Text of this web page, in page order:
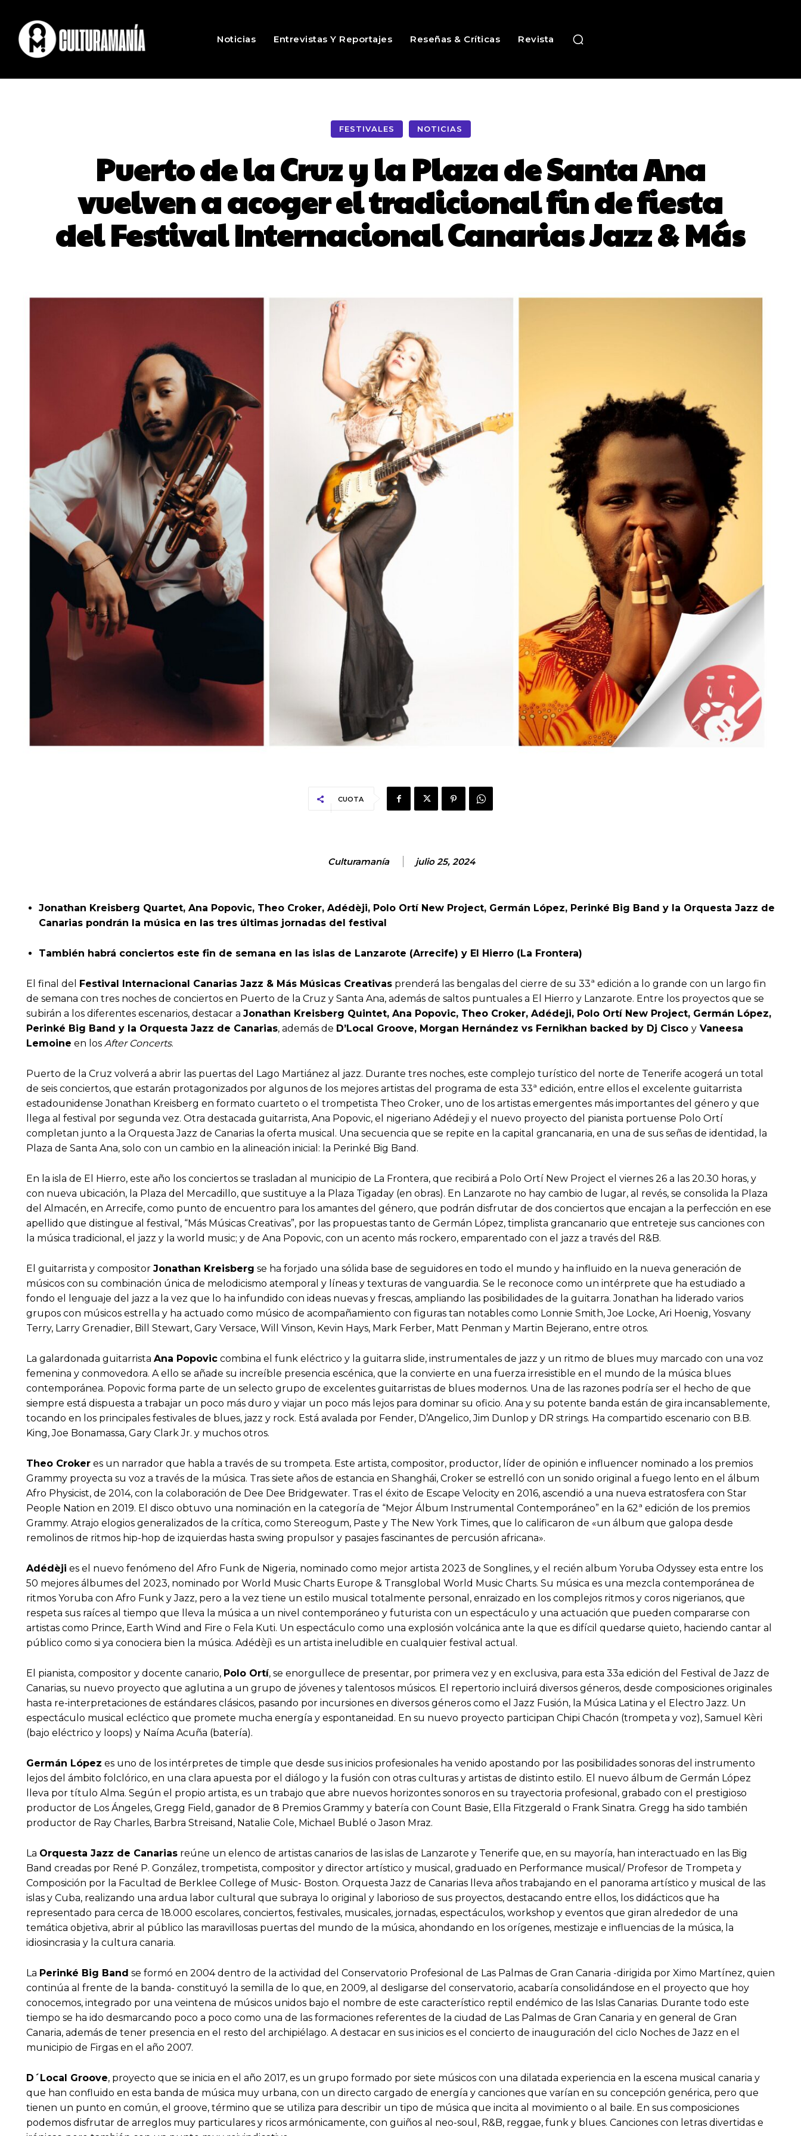
Noticias Entrevistas Y Reportajes Reseñas & Críticas Revista
FESTIVALES NOTICIAS
Puerto de la Cruz y la Plaza de Santa Ana
vuelven a acoger el tradicional fin de fiesta
del Festival Internacional Canarias Jazz & Más
CUOTA
Culturamanía julio 25, 2024
Jonathan Kreisberg Quartet, Ana Popovic, Theo Croker, Adédèji, Polo Ortí New Project, Germán López, Perinké Big Band y la Orquesta Jazz de
Canarias pondrán la música en las tres últimas jornadas del festival
También habrá conciertos este fin de semana en las islas de Lanzarote (Arrecife) y El Hierro (La Frontera)
El final del Festival Internacional Canarias Jazz & Más Músicas Creativas prenderá las bengalas del cierre de su 33ª edición a lo grande con un largo fin
de semana con tres noches de conciertos en Puerto de la Cruz y Santa Ana, además de saltos puntuales a El Hierro y Lanzarote. Entre los proyectos que se
subirán a los diferentes escenarios, destacar a Jonathan Kreisberg Quintet, Ana Popovic, Theo Croker, Adédeji, Polo Ortí New Project, Germán López,
Perinké Big Band y la Orquesta Jazz de Canarias, además de D’Local Groove, Morgan Hernández vs Fernikhan backed by Dj Cisco y Vaneesa
Lemoine en los After Concerts.
Puerto de la Cruz volverá a abrir las puertas del Lago Martiánez al jazz. Durante tres noches, este complejo turístico del norte de Tenerife acogerá un total
de seis conciertos, que estarán protagonizados por algunos de los mejores artistas del programa de esta 33ª edición, entre ellos el excelente guitarrista
estadounidense Jonathan Kreisberg en formato cuarteto o el trompetista Theo Croker, uno de los artistas emergentes más importantes del género y que
llega al festival por segunda vez. Otra destacada guitarrista, Ana Popovic, el nigeriano Adédeji y el nuevo proyecto del pianista portuense Polo Ortí
completan junto a la Orquesta Jazz de Canarias la oferta musical. Una secuencia que se repite en la capital grancanaria, en una de sus señas de identidad, la
Plaza de Santa Ana, solo con un cambio en la alineación inicial: la Perinké Big Band.
En la isla de El Hierro, este año los conciertos se trasladan al municipio de La Frontera, que recibirá a Polo Ortí New Project el viernes 26 a las 20.30 horas, y
con nueva ubicación, la Plaza del Mercadillo, que sustituye a la Plaza Tigaday (en obras). En Lanzarote no hay cambio de lugar, al revés, se consolida la Plaza
del Almacén, en Arrecife, como punto de encuentro para los amantes del género, que podrán disfrutar de dos conciertos que encajan a la perfección en ese
apellido que distingue al festival, “Más Músicas Creativas”, por las propuestas tanto de Germán López, timplista grancanario que entreteje sus canciones con
la música tradicional, el jazz y la world music; y de Ana Popovic, con un acento más rockero, emparentado con el jazz a través del R&B.
El guitarrista y compositor Jonathan Kreisberg se ha forjado una sólida base de seguidores en todo el mundo y ha influido en la nueva generación de
músicos con su combinación única de melodicismo atemporal y líneas y texturas de vanguardia. Se le reconoce como un intérprete que ha estudiado a
fondo el lenguaje del jazz a la vez que lo ha infundido con ideas nuevas y frescas, ampliando las posibilidades de la guitarra. Jonathan ha liderado varios
grupos con músicos estrella y ha actuado como músico de acompañamiento con figuras tan notables como Lonnie Smith, Joe Locke, Ari Hoenig, Yosvany
Terry, Larry Grenadier, Bill Stewart, Gary Versace, Will Vinson, Kevin Hays, Mark Ferber, Matt Penman y Martin Bejerano, entre otros.
La galardonada guitarrista Ana Popovic combina el funk eléctrico y la guitarra slide, instrumentales de jazz y un ritmo de blues muy marcado con una voz
femenina y conmovedora. A ello se añade su increíble presencia escénica, que la convierte en una fuerza irresistible en el mundo de la música blues
contemporánea. Popovic forma parte de un selecto grupo de excelentes guitarristas de blues modernos. Una de las razones podría ser el hecho de que
siempre está dispuesta a trabajar un poco más duro y viajar un poco más lejos para dominar su oficio. Ana y su potente banda están de gira incansablemente,
tocando en los principales festivales de blues, jazz y rock. Está avalada por Fender, D’Angelico, Jim Dunlop y DR strings. Ha compartido escenario con B.B.
King, Joe Bonamassa, Gary Clark Jr. y muchos otros.
Theo Croker es un narrador que habla a través de su trompeta. Este artista, compositor, productor, líder de opinión e influencer nominado a los premios
Grammy proyecta su voz a través de la música. Tras siete años de estancia en Shanghái, Croker se estrelló con un sonido original a fuego lento en el álbum
Afro Physicist, de 2014, con la colaboración de Dee Dee Bridgewater. Tras el éxito de Escape Velocity en 2016, ascendió a una nueva estratosfera con Star
People Nation en 2019. El disco obtuvo una nominación en la categoría de “Mejor Álbum Instrumental Contemporáneo” en la 62ª edición de los premios
Grammy. Atrajo elogios generalizados de la crítica, como Stereogum, Paste y The New York Times, que lo calificaron de «un álbum que galopa desde
remolinos de ritmos hip-hop de izquierdas hasta swing propulsor y pasajes fascinantes de percusión africana».
Adédèji es el nuevo fenómeno del Afro Funk de Nigeria, nominado como mejor artista 2023 de Songlines, y el recién album Yoruba Odyssey esta entre los
50 mejores álbumes del 2023, nominado por World Music Charts Europe & Transglobal World Music Charts. Su música es una mezcla contemporánea de
ritmos Yoruba con Afro Funk y Jazz, pero a la vez tiene un estilo musical totalmente personal, enraizado en los complejos ritmos y coros nigerianos, que
respeta sus raíces al tiempo que lleva la música a un nivel contemporáneo y futurista con un espectáculo y una actuación que pueden compararse con
artistas como Prince, Earth Wind and Fire o Fela Kuti. Un espectáculo como una explosión volcánica ante la que es difícil quedarse quieto, haciendo cantar al
público como si ya conociera bien la música. Adédèjì es un artista ineludible en cualquier festival actual.
El pianista, compositor y docente canario, Polo Ortí, se enorgullece de presentar, por primera vez y en exclusiva, para esta 33a edición del Festival de Jazz de
Canarias, su nuevo proyecto que aglutina a un grupo de jóvenes y talentosos músicos. El repertorio incluirá diversos géneros, desde composiciones originales
hasta re-interpretaciones de estándares clásicos, pasando por incursiones en diversos géneros como el Jazz Fusión, la Música Latina y el Electro Jazz. Un
espectáculo musical ecléctico que promete mucha energía y espontaneidad. En su nuevo proyecto participan Chipi Chacón (trompeta y voz), Samuel Kèri
(bajo eléctrico y loops) y Naíma Acuña (batería).
Germán López es uno de los intérpretes de timple que desde sus inicios profesionales ha venido apostando por las posibilidades sonoras del instrumento
lejos del ámbito folclórico, en una clara apuesta por el diálogo y la fusión con otras culturas y artistas de distinto estilo. El nuevo álbum de Germán López
lleva por título Alma. Según el propio artista, es un trabajo que abre nuevos horizontes sonoros en su trayectoria profesional, grabado con el prestigioso
productor de Los Ángeles, Gregg Field, ganador de 8 Premios Grammy y batería con Count Basie, Ella Fitzgerald o Frank Sinatra. Gregg ha sido también
productor de Ray Charles, Barbra Streisand, Natalie Cole, Michael Bublé o Jason Mraz.
La Orquesta Jazz de Canarias reúne un elenco de artistas canarios de las islas de Lanzarote y Tenerife que, en su mayoría, han interactuado en las Big
Band creadas por René P. González, trompetista, compositor y director artístico y musical, graduado en Performance musical/ Profesor de Trompeta y
Composición por la Facultad de Berklee College of Music- Boston. Orquesta Jazz de Canarias lleva años trabajando en el panorama artístico y musical de las
islas y Cuba, realizando una ardua labor cultural que subraya lo original y laborioso de sus proyectos, destacando entre ellos, los didácticos que ha
representado para cerca de 18.000 escolares, conciertos, festivales, musicales, jornadas, espectáculos, workshop y eventos que giran alrededor de una
temática objetiva, abrir al público las maravillosas puertas del mundo de la música, ahondando en los orígenes, mestizaje e influencias de la música, la
idiosincrasia y la cultura canaria.
La Perinké Big Band se formó en 2004 dentro de la actividad del Conservatorio Profesional de Las Palmas de Gran Canaria -dirigida por Ximo Martínez, quien
continúa al frente de la banda- constituyó la semilla de lo que, en 2009, al desligarse del conservatorio, acabaría consolidándose en el proyecto que hoy
conocemos, integrado por una veintena de músicos unidos bajo el nombre de este característico reptil endémico de las Islas Canarias. Durante todo este
tiempo se ha ido desmarcando poco a poco como una de las formaciones referentes de la ciudad de Las Palmas de Gran Canaria y en general de Gran
Canaria, además de tener presencia en el resto del archipiélago. A destacar en sus inicios es el concierto de inauguración del ciclo Noches de Jazz en el
municipio de Firgas en el año 2007.
D´Local Groove, proyecto que se inicia en el año 2017, es un grupo formado por siete músicos con una dilatada experiencia en la escena musical canaria y
que han confluido en esta banda de música muy urbana, con un directo cargado de energía y canciones que varían en su concepción genérica, pero que
tienen un punto en común, el groove, término que se utiliza para describir un tipo de música que incita al movimiento o al baile. En sus composiciones
podemos disfrutar de arreglos muy particulares y ricos armónicamente, con guiños al neo-soul, R&B, reggae, funk y blues. Canciones con letras divertidas e